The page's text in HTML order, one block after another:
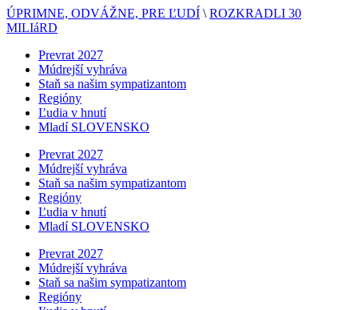
ÚPRIMNE, ODVÁŽNE, PRE ĽUDÍ \ ROZKRADLI 30
MILIáRD
Prevrat 2027
Múdrejší vyhráva
Staň sa našim sympatizantom
Regióny
Ľudia v hnutí
Mladí SLOVENSKO
Prevrat 2027
Múdrejší vyhráva
Staň sa našim sympatizantom
Regióny
Ľudia v hnutí
Mladí SLOVENSKO
Prevrat 2027
Múdrejší vyhráva
Staň sa našim sympatizantom
Regióny